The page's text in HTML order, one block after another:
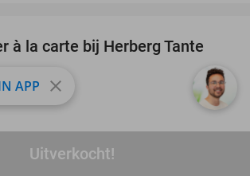
Uitverkocht!
52%
à la carte bij Herberg Tante
9.4star
APP close